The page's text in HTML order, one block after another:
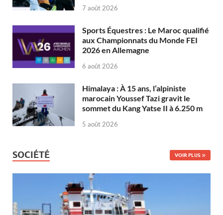
7 août 2026
Sports Équestres : Le Maroc qualifié
aux Championnats du Monde FEI
2026 en Allemagne
6 août 2026
Himalaya : À 15 ans, l’alpiniste
marocain Youssef Tazi gravit le
sommet du Kang Yatse II à 6.250 m
5 août 2026
SOCIÉTÉ VOIR PLUS